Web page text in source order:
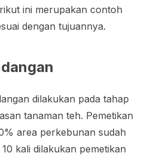
ini merupakan contoh
dengan tujuannya.
dilakukan pada tahap
tanaman teh. Pemetikan
area perkebunan sudah
kali dilakukan pemetikan